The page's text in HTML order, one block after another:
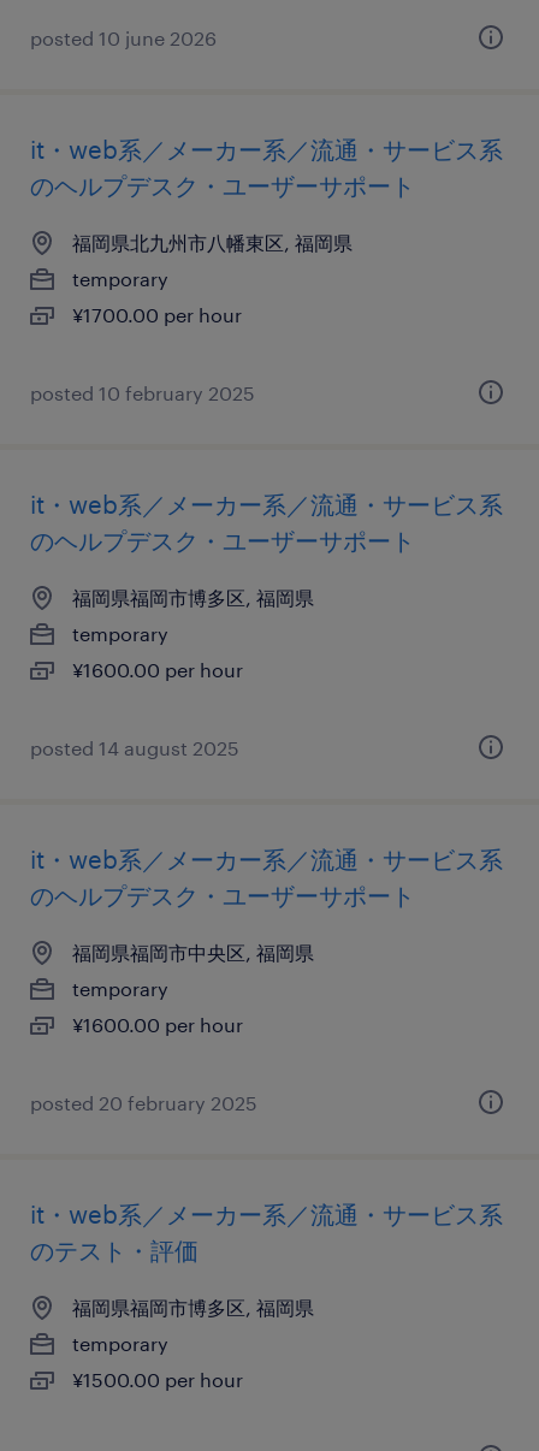
posted 10 june 2026
it・web系／メーカー系／流通・サービス系
のヘルプデスク・ユーザーサポート
福岡県北九州市八幡東区, 福岡県
temporary
¥1700.00 per hour
posted 10 february 2025
it・web系／メーカー系／流通・サービス系
のヘルプデスク・ユーザーサポート
福岡県福岡市博多区, 福岡県
temporary
¥1600.00 per hour
posted 14 august 2025
it・web系／メーカー系／流通・サービス系
のヘルプデスク・ユーザーサポート
福岡県福岡市中央区, 福岡県
temporary
¥1600.00 per hour
posted 20 february 2025
it・web系／メーカー系／流通・サービス系
のテスト・評価
福岡県福岡市博多区, 福岡県
temporary
¥1500.00 per hour